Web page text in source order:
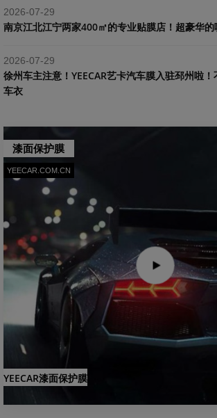
2026-07-29
南京江北江宁两家400㎡的专业贴膜店！超豪华的
2026-07-29
徐州车主注意！YEECAR艺卡汽车膜入驻邳州啦
车衣
漆面保护膜
YEECAR.COM.CN
YEECAR漆面保护膜